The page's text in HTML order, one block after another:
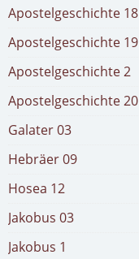
Apostelgeschichte 18
Apostelgeschichte 19
Apostelgeschichte 2
Apostelgeschichte 20
Galater 03
Hebräer 09
Hosea 12
Jakobus 03
Jakobus 1